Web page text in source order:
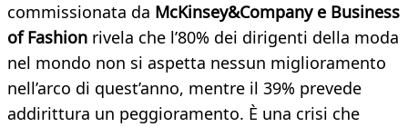
commissionata da McKinsey&Company e Business
of Fashion rivela che l’80% dei dirigenti della moda
nel mondo non si aspetta nessun miglioramento
nell’arco di quest’anno, mentre il 39% prevede
addirittura un peggioramento. È una crisi che